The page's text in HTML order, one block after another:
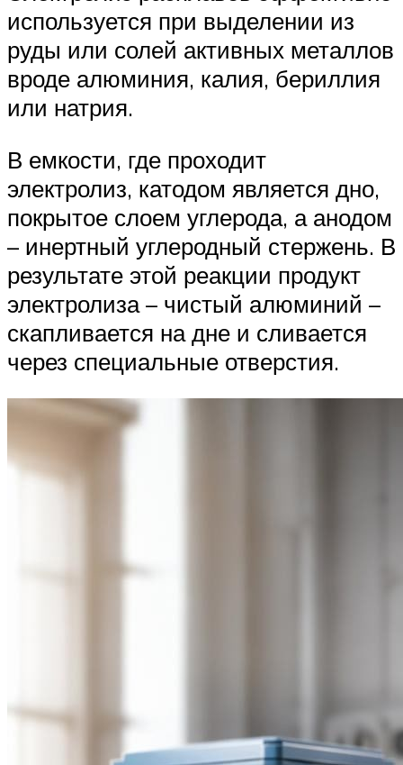
используется при выделении из
руды или солей активных металлов
вроде алюминия, калия, бериллия
или натрия.
В емкости, где проходит
электролиз, катодом является дно,
покрытое слоем углерода, а анодом
– инертный углеродный стержень. В
результате этой реакции продукт
электролиза – чистый алюминий –
скапливается на дне и сливается
через специальные отверстия.